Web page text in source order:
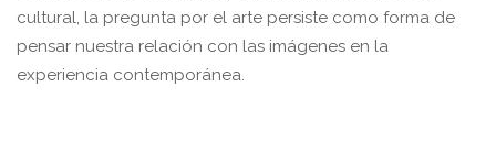
cultural, la pregunta por el arte persiste como forma de
pensar nuestra relación con las imágenes en la
experiencia contemporánea.